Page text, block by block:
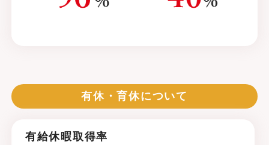
有休・育休について
有給休暇取得率